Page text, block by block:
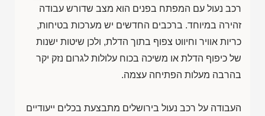
רכב נעול עם המפתח בפנים הוא מצב שדורש עבודה
זהירה במיוחד. ברכבים החדשים יש מערכות בטיחות,
כריות אוויר וחיווט צפוף בתוך הדלת, ולכן שיטות ישנות
של כיפוף הדלת או משיכה בכוח עלולות לגרום נזק יקר
בהרבה מעלות הפתיחה עצמה.
העבודה על רכב נעול בירושלים מתבצעת בכלים ייעודיים